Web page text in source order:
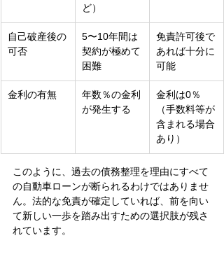
ど）
自己破産後の
可否
5〜10年間は
契約が極めて
困難
免責許可後で
あれば十分に
可能
金利の有無
年数％の金利
が発生する
金利は0％
（手数料等が
含まれる場合
あり）
このように、過去の債務整理を理由にすべて
の自動車ローンが断られるわけではありませ
ん。法的な免責が確定していれば、前を向い
て新しい一歩を踏み出すための選択肢が残さ
れています。